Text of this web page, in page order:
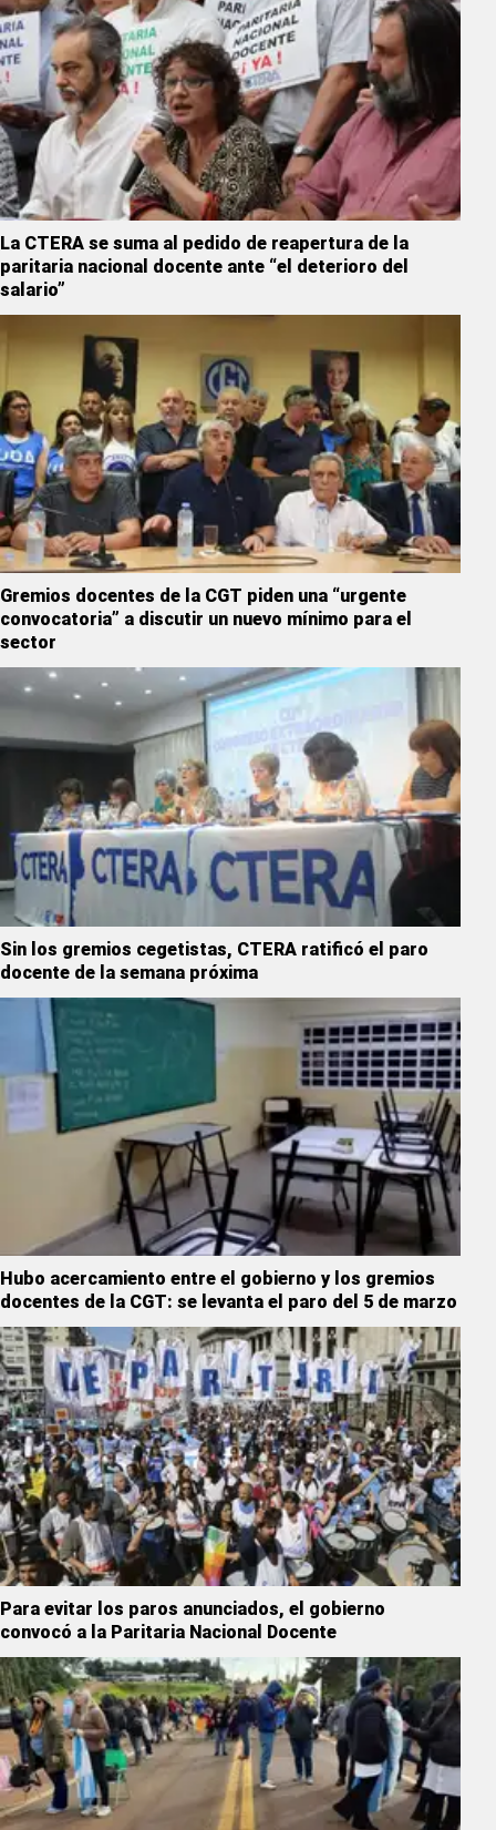
La CTERA se suma al pedido de reapertura de la
paritaria nacional docente ante “el deterioro del
salario”
Gremios docentes de la CGT piden una “urgente
convocatoria” a discutir un nuevo mínimo para el
sector
Sin los gremios cegetistas, CTERA ratificó el paro
docente de la semana próxima
Hubo acercamiento entre el gobierno y los gremios
docentes de la CGT: se levanta el paro del 5 de marzo
Para evitar los paros anunciados, el gobierno
convocó a la Paritaria Nacional Docente